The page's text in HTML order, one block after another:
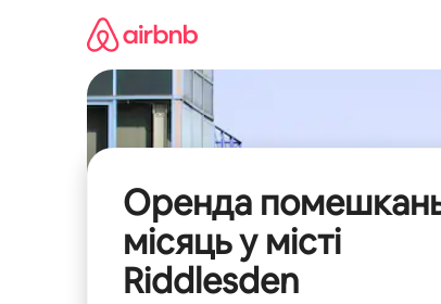
Оренда
місяць у місті
Riddlesden